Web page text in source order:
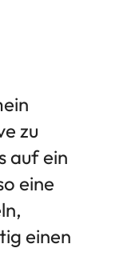
zu
auf ein
eine
einen